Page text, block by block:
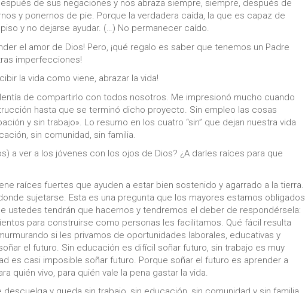
de sus negaciones y nos abraza siempre, siempre, después de
y ponernos de pie. Porque la verdadera caída, la que es capaz de
y no dejarse ayudar. (…) No permanecer caído.
el amor de Dios! Pero, ¡qué regalo es saber que tenemos un Padre
imperfecciones!
la vida como viene, abrazar la vida!
de compartirlo con todos nosotros. Me impresionó mucho cuando
hasta que se terminó dicho proyecto. Sin empleo las cosas
y sin trabajo». Lo resumo en los cuatro “sin” que dejan nuestra vida
sin comunidad, sin familia.
a ver a los jóvenes con los ojos de Dios? ¿A darles raíces para que
raíces fuertes que ayuden a estar bien sostenido y agarrado a la tierra.
sujetarse. Esta es una pregunta que los mayores estamos obligados
ustedes tendrán que hacernos y tendremos el deber de respondérsela:
para construirse como personas les facilitamos. Qué fácil resulta
si les privamos de oportunidades laborales, educativas y
el futuro. Sin educación es difícil soñar futuro, sin trabajo es muy
es casi imposible soñar futuro. Porque soñar el futuro es aprender a
quién vivo, para quién vale la pena gastar la vida.